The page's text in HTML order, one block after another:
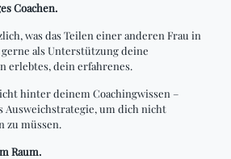
Coachen.
was das Teilen einer anderen Frau in
als Unterstützung deine
erlebtes, dein erfahrenes.
hinter deinem Coachingwissen –
Ausweichstrategie, um dich nicht
zu müssen.
Raum.